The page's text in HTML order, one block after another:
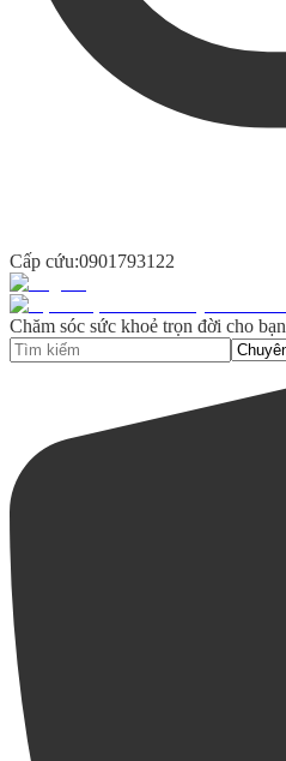
Cấp cứu:0901793122
Chăm sóc sức khoẻ trọn đời cho bạn